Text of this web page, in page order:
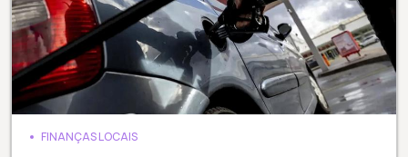
FINANÇAS LOCAIS